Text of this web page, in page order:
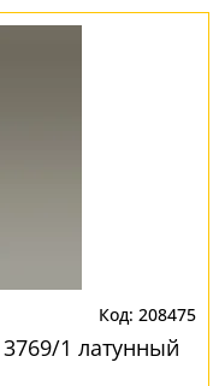
208475
1 латунный